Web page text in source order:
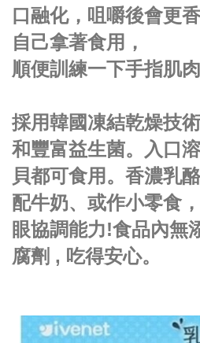
口融化，咀嚼後會更
自己拿著食用，
順便訓練一下手指肌肉
採用韓國凍結乾燥技
和豐富益生菌。入口
貝都可食用。香濃乳
配牛奶、或作小零食
眼協調能力!食品內無
腐劑 , 吃得安心。